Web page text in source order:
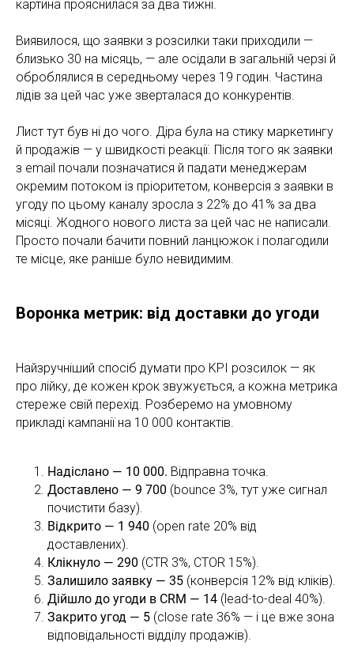
картина прояснилася за два тижні.
Виявилося, що заявки з розсилки таки приходили —
близько 30 на місяць, — але осідали в загальній черзі й
оброблялися в середньому через 19 годин. Частина
лідів за цей час уже зверталася до конкурентів.
Лист тут був ні до чого. Діра була на стику маркетингу
й продажів — у швидкості реакції. Після того як заявки
з email почали позначатися й падати менеджерам
окремим потоком із пріоритетом, конверсія з заявки в
угоду по цьому каналу зросла з 22% до 41% за два
місяці. Жодного нового листа за цей час не написали.
Просто почали бачити повний ланцюжок і полагодили
те місце, яке раніше було невидимим.
Воронка метрик: від доставки до угоди
Найзручніший спосіб думати про KPI розсилок — як
про лійку, де кожен крок звужується, а кожна метрика
стереже свій перехід. Розберемо на умовному
прикладі кампанії на 10 000 контактів.
Надіслано — 10 000. Відправна точка.
Доставлено — 9 700 (bounce 3%, тут уже сигнал
почистити базу).
Відкрито — 1 940 (open rate 20% від
доставлених).
Клікнуло — 290 (CTR 3%, CTOR 15%).
Залишило заявку — 35 (конверсія 12% від кліків).
Дійшло до угоди в CRM — 14 (lead-to-deal 40%).
Закрито угод — 5 (close rate 36% — і це вже зона
відповідальності відділу продажів).